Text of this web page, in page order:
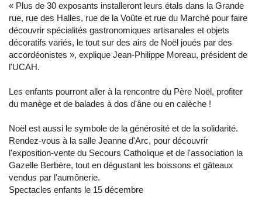
« Plus de 30 exposants installeront leurs étals dans la Grande
rue, rue des Halles, rue de la Voûte et rue du Marché pour faire
découvrir spécialités gastronomiques artisanales et objets
décoratifs variés, le tout sur des airs de Noël joués par des
accordéonistes », explique Jean-Philippe Moreau, président de
l'UCAH.
Les enfants pourront aller à la rencontre du Père Noël, profiter
du manège et de balades à dos d'âne ou en calèche !
Noël est aussi le symbole de la générosité et de la solidarité.
Rendez-vous à la salle Jeanne d'Arc, pour découvrir
l'exposition-vente du Secours Catholique et de l'association la
Gazelle Berbère, tout en dégustant les boissons et gâteaux
vendus par l'aumônerie.
Spectacles enfants le 15 décembre